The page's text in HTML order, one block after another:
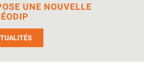
UNE NOUVELLE